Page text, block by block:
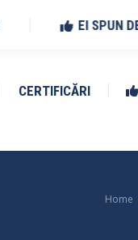
CERTIFICĂRI
You
Home
EI SPUN